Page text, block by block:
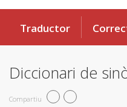
Traductor
Diccionari de
Compartiu